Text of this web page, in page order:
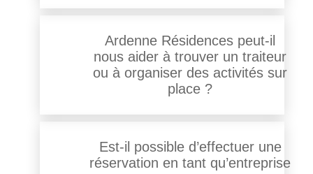
Ardenne Résidences peut-il
nous aider à trouver un traiteur
ou à organiser des activités sur
place ?
Est-il possible d’effectuer une
réservation en tant qu’entreprise